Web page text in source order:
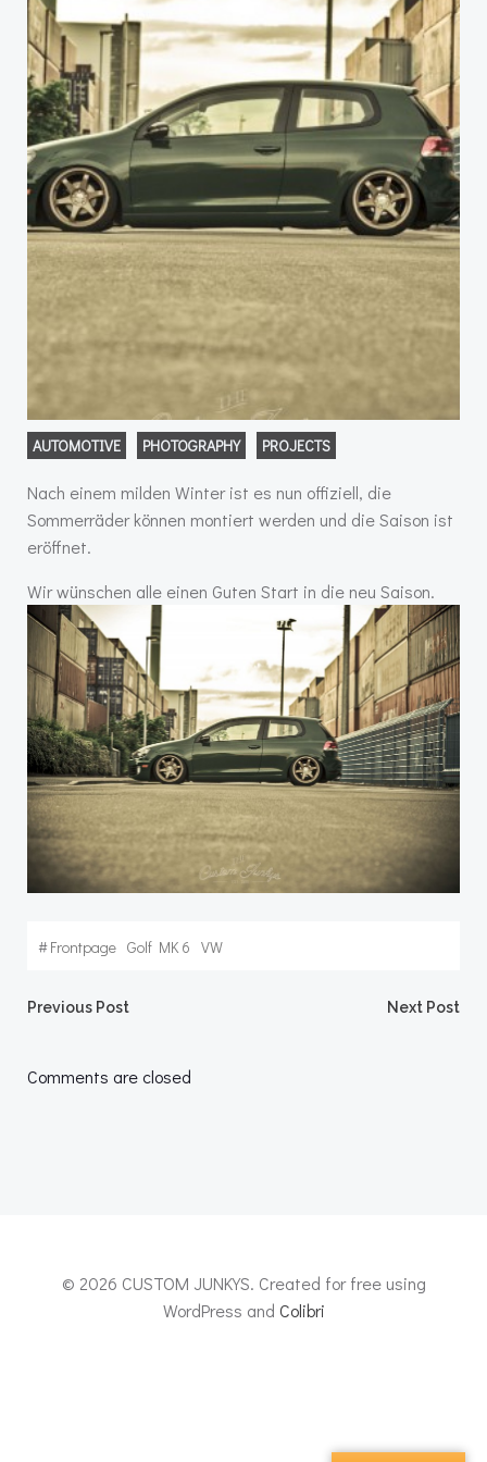
AUTOMOTIVE PHOTOGRAPHY PROJECTS
Nach einem milden Winter ist es nun offiziell, die
Sommerräder können montiert werden und die Saison ist
eröffnet.
Wir wünschen alle einen Guten Start in die neu Saison.
#Frontpage Golf MK 6 VW
Post
navigation
Previous Post Next Post
Comments are closed
© 2026 CUSTOM JUNKYS. Created for free using
WordPress and Colibri